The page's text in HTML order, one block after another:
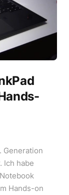
Generation
Ich habe
Hands-on